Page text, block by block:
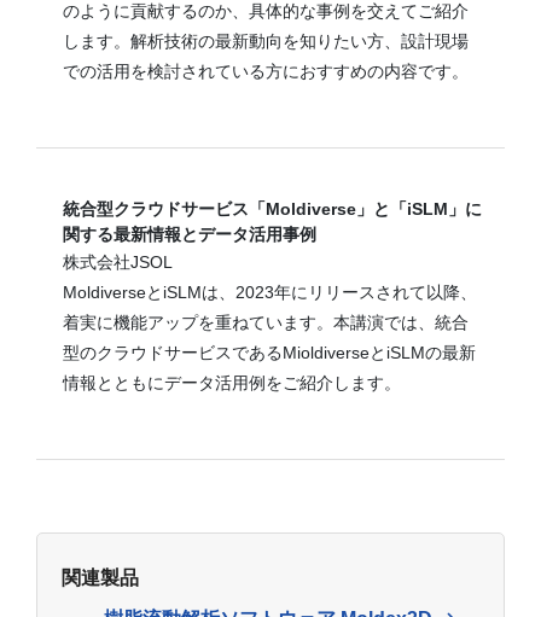
のように貢献するのか、具体的な事例を交えてご紹介
します。解析技術の最新動向を知りたい方、設計現場
での活用を検討されている方におすすめの内容です。
統合型クラウドサービス「Moldiverse」と「iSLM」に
関する最新情報とデータ活用事例
株式会社JSOL
MoldiverseとiSLMは、2023年にリリースされて以降、
着実に機能アップを重ねています。本講演では、統合
型のクラウドサービスであるMioldiverseとiSLMの最新
情報とともにデータ活用例をご紹介します。
関連製品